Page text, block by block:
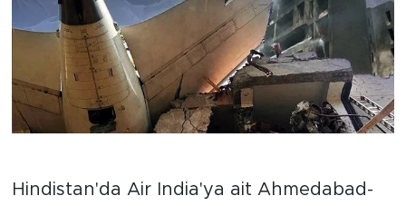
Hindistan'da Air India'ya ait Ahmedabad-